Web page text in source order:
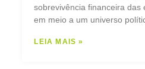
sobrevivência financeira das
em meio a um universo
LEIA MAIS »